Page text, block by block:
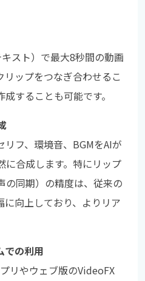
スト）で最大8秒間の動画
リップをつなぎ合わせるこ
することも可能です。
フ、環境音、BGMをAIが
に合成します。特にリップ
の同期）の精度は、従来の
向上しており、よりリア
での利用
リやウェブ版のVideoFX